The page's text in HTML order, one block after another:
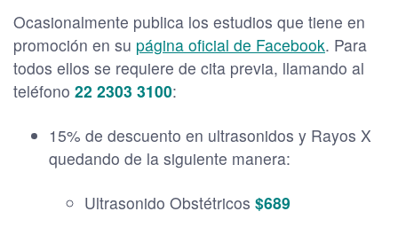
Ocasionalmente publica los estudios que tiene en
promoción en su página oficial de Facebook. Para
todos ellos se requiere de cita previa, llamando al
teléfono 22 2303 3100:
15% de descuento en ultrasonidos y Rayos X
quedando de la siguiente manera:
Ultrasonido Obstétricos $689